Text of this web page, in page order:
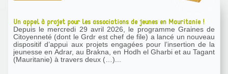
Un appel à projet pour les associations de jeunes en Mauritanie !
Depuis le mercredi 29 avril 2026, le programme Graines de
Citoyenneté (dont le Grdr est chef de file) a lancé un nouveau
dispositif d’appui aux projets engagées pour l’insertion de la
jeunesse en Adrar, au Brakna, en Hodh el Gharbi et au Tagant
(Mauritanie) à travers deux (…)...